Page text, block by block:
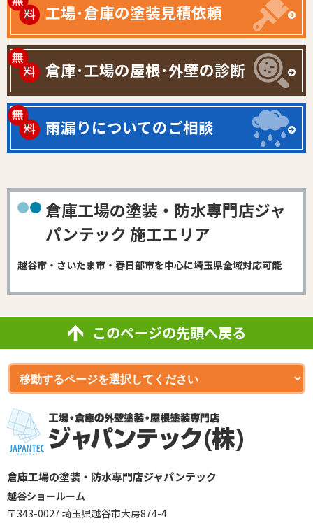
工場･倉庫の塗装見積依頼
倉庫･工場の屋根･外壁の診断
雨漏りについてのご相談
倉庫工場の塗装・防水専門店ジャ
パンテック 施工エリア
越谷市・さいたま市・春日部市を中心に埼玉県全域対応可能
このページの先頭へ戻る
倉庫工場の塗装・防水専門店ジャパンテック
越谷ショールーム
〒343-0027 埼玉県越谷市大房874-4